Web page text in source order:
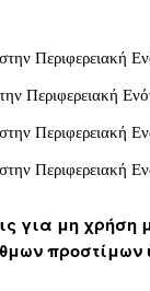
Περιφερειακή
Περιφερειακή
Περιφερειακή
Περιφερειακή
για μη χρήση
προστίμων